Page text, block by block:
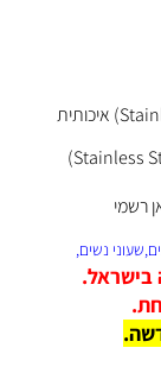
רשמי
בישראל.